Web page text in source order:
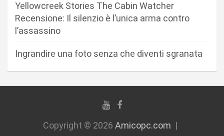
Yellowcreek Stories The Cabin Watcher
Recensione: Il silenzio è l’unica arma contro
l’assassino
Ingrandire una foto senza che diventi sgranata
Copyright © 2026 Amicopc.com